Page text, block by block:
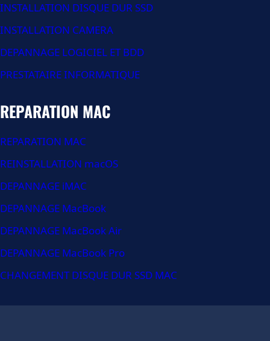
INSTALLATION DISQUE DUR SSD
INSTALLATION CAMERA
DEPANNAGE LOGICIEL ET BDD
PRESTATAIRE INFORMATIQUE
REPARATION MAC
REPARATION MAC
REINSTALLATION macOS
DEPANNAGE iMAC
DEPANNAGE MacBook
DEPANNAGE MacBook Air
DEPANNAGE MacBook Pro
CHANGEMENT DISQUE DUR SSD MAC